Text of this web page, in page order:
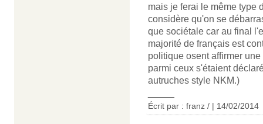
mais je ferai le même type
considère qu'on se
que sociétale car au final
majorité de français est
politique osent affirmer
parmi ceux s'étaient
autruches style NKM.)
Écrit par : franz / | 14/02/2014